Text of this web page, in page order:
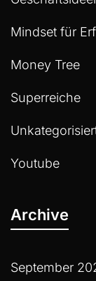
Mindset für
Money Tree
Superreiche
Youtube
Archive
September